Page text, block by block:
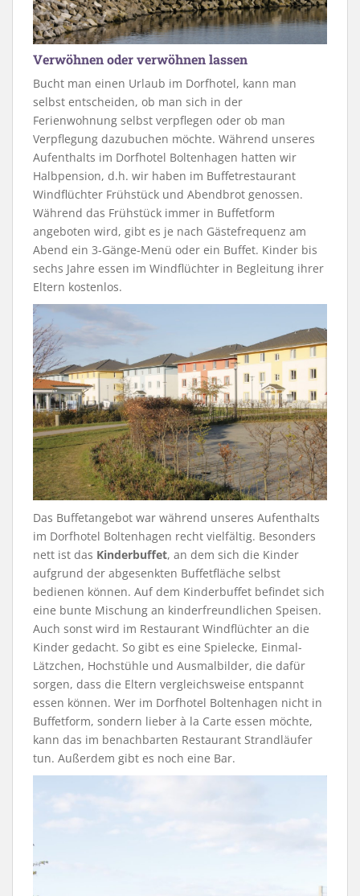
Verwöhnen oder verwöhnen lassen
Bucht man einen Urlaub im Dorfhotel, kann man
selbst entscheiden, ob man sich in der
Ferienwohnung selbst verpflegen oder ob man
Verpflegung dazubuchen möchte. Während unseres
Aufenthalts im Dorfhotel Boltenhagen hatten wir
Halbpension, d.h. wir haben im Buffetrestaurant
Windflüchter Frühstück und Abendbrot genossen.
Während das Frühstück immer in Buffetform
angeboten wird, gibt es je nach Gästefrequenz am
Abend ein 3-Gänge-Menü oder ein Buffet. Kinder bis
sechs Jahre essen im Windflüchter in Begleitung ihrer
Eltern kostenlos.
Das Buffetangebot war während unseres Aufenthalts
im Dorfhotel Boltenhagen recht vielfältig. Besonders
nett ist das Kinderbuffet, an dem sich die Kinder
aufgrund der abgesenkten Buffetfläche selbst
bedienen können. Auf dem Kinderbuffet befindet sich
eine bunte Mischung an kinderfreundlichen Speisen.
Auch sonst wird im Restaurant Windflüchter an die
Kinder gedacht. So gibt es eine Spielecke, Einmal-
Lätzchen, Hochstühle und Ausmalbilder, die dafür
sorgen, dass die Eltern vergleichsweise entspannt
essen können. Wer im Dorfhotel Boltenhagen nicht in
Buffetform, sondern lieber à la Carte essen möchte,
kann das im benachbarten Restaurant Strandläufer
tun. Außerdem gibt es noch eine Bar.